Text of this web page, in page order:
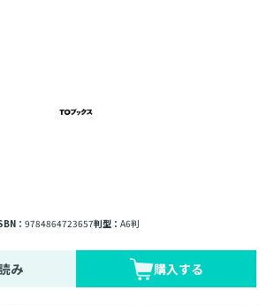
： 9784864723657判型： A6判
み 購入する